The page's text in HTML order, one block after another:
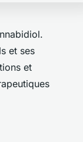
et ses
et